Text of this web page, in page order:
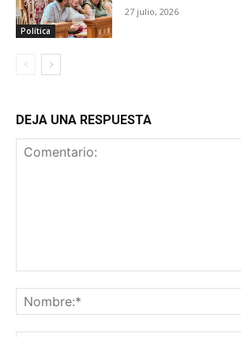
Política
27 julio, 2026
DEJA UNA RESPUESTA